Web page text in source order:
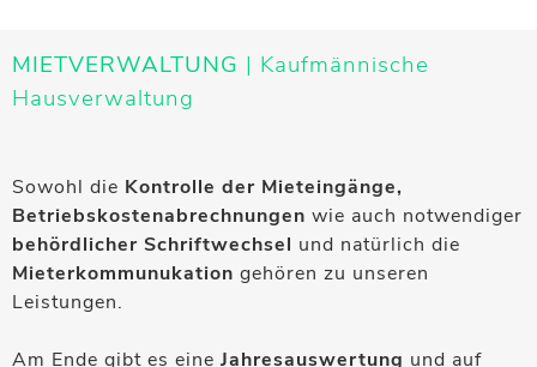
MIETVERWALTUNG | Kaufmännische
Hausverwaltung
Sowohl die Kontrolle der Mieteingänge,
Betriebskostenabrechnungen wie auch notwendiger
behördlicher Schriftwechsel und natürlich die
Mieterkommunukation gehören zu unseren
Leistungen.
Am Ende gibt es eine Jahresauswertung und auf